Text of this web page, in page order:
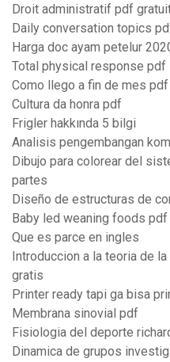
Droit administratif pdf
Daily conversation topics
Harga doc ayam petelur
Total physical response pdf
Como llego a fin de mes
Cultura da honra pdf
Frigler hakkında 5 bilgi
Analisis pengembangan
Dibujo para colorear del
partes
Diseño de estructuras de
Baby led weaning foods pdf
Que es parce en ingles
Introduccion a la teoria de
gratis
Printer ready tapi ga bisa
Membrana sinovial pdf
Fisiologia del deporte
Dinamica de grupos